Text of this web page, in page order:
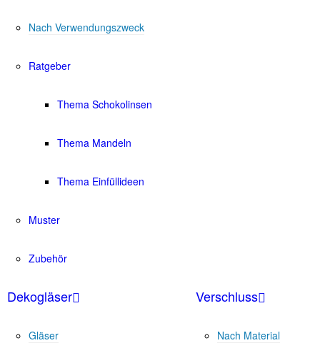
Nach Verwendungszweck
Ratgeber
Thema Schokolinsen
Thema Mandeln
Thema Einfüllideen
Muster
Zubehör
Dekogläser
Gläser
Verschluss
Nach Material